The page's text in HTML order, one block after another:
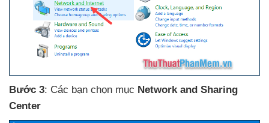
Bước 3: Các bạn chọn mục Network and Sharing
Center